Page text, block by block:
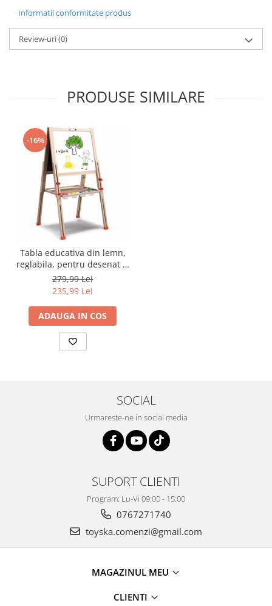
Informatii conformitate produs
Review-uri(0)
PRODUSE SIMILARE
-16%
Tabla educativa din lemn,
reglabila, pentru desenat si
scris, 2 fete, tip sevalet, 148
cm
279,99 Lei
235,99 Lei
ADAUGA IN COS
SOCIAL
Urmareste-ne in social media
SUPORT CLIENTI
Program: Lu-Vi 09:00 - 15:00
0767271740
toyska.comenzi@gmail.com
MAGAZINUL MEU
CLIENTI